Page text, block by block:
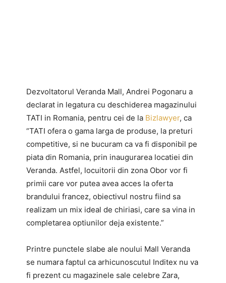
Dezvoltatorul Veranda Mall, Andrei Pogonaru a
declarat in legatura cu deschiderea magazinului
TATI in Romania, pentru cei de la Bizlawyer, ca
“TATI ofera o gama larga de produse, la preturi
competitive, si ne bucuram ca va fi disponibil pe
piata din Romania, prin inaugurarea locatiei din
Veranda. Astfel, locuitorii din zona Obor vor fi
primii care vor putea avea acces la oferta
brandului francez, obiectivul nostru fiind sa
realizam un mix ideal de chiriasi, care sa vina in
completarea optiunilor deja existente.”
Printre punctele slabe ale noului Mall Veranda
se numara faptul ca arhicunoscutul Inditex nu va
fi prezent cu magazinele sale celebre Zara,